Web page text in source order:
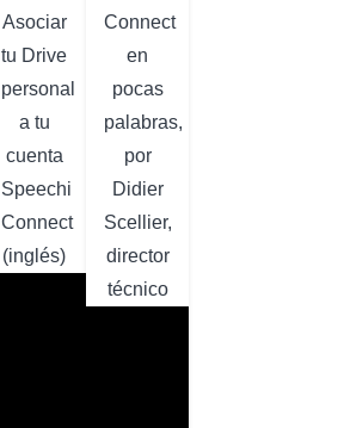
Asociar
tu Drive
personal
a tu
cuenta
Speechi
Connect
(inglés)
Connect
en
pocas
palabras,
por
Didier
Scellier,
director
técnico